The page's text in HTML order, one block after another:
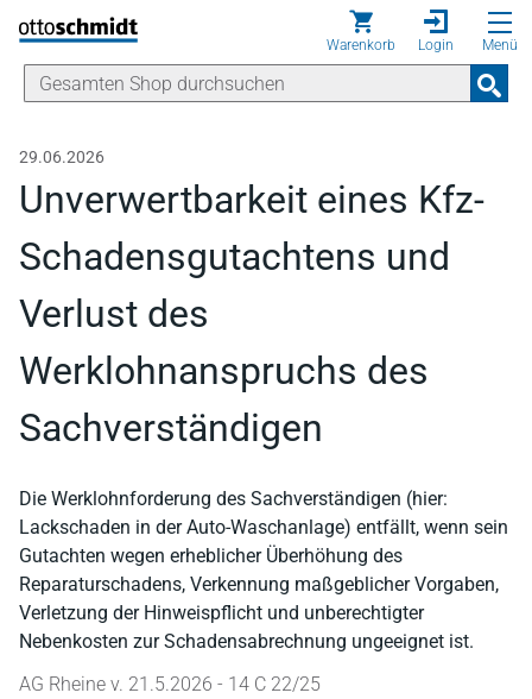
Direkt zum Inhalt
Warenkorb Login Menü
29.06.2026
Unverwertbarkeit eines Kfz-
Schadensgutachtens und
Verlust des
Werklohnanspruchs des
Sachverständigen
Die Werklohnforderung des Sachverständigen (hier:
Lackschaden in der Auto-Waschanlage) entfällt, wenn sein
Gutachten wegen erheblicher Überhöhung des
Reparaturschadens, Verkennung maßgeblicher Vorgaben,
Verletzung der Hinweispflicht und unberechtigter
Nebenkosten zur Schadensabrechnung ungeeignet ist.
AG Rheine v. 21.5.2026 - 14 C 22/25